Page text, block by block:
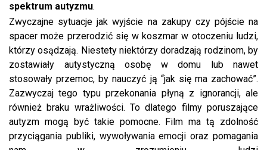
spektrum autyzmu.
Zwyczajne sytuacje jak wyjście na zakupy czy pójście na
spacer może przerodzić się w koszmar w otoczeniu ludzi,
którzy osądzają. Niestety niektórzy doradzają rodzinom, by
zostawiały autystyczną osobę w domu lub nawet
stosowały przemoc, by nauczyć ją “jak się ma zachować”.
Zazwyczaj tego typu przekonania płyną z ignorancji, ale
również braku wrażliwości. To dlatego filmy poruszające
autyzm mogą być takie pomocne. Film ma tą zdolność
przyciągania publiki, wywoływania emocji oraz pomagania